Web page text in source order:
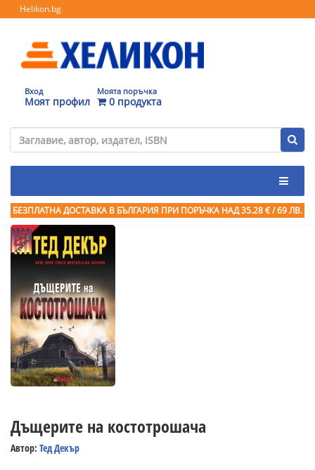
Helikon.bg
Вход
Моят профил
Моята поръчка
0 продукта
БЕЗПЛАТНА ДОСТАВКА В БЪЛГАРИЯ ПРИ ПОРЪЧКА НАД 35.28 € / 69 ЛВ.
Дъщерите на костотрошача
Автор: Тед Декър